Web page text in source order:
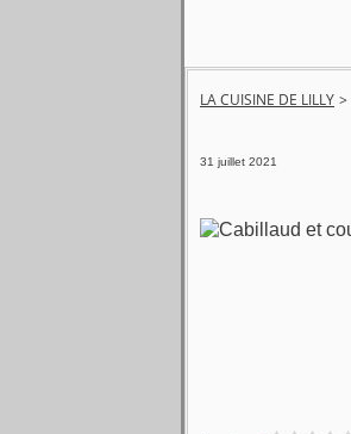
LA CUISINE DE LILLY >
31 juillet 2021